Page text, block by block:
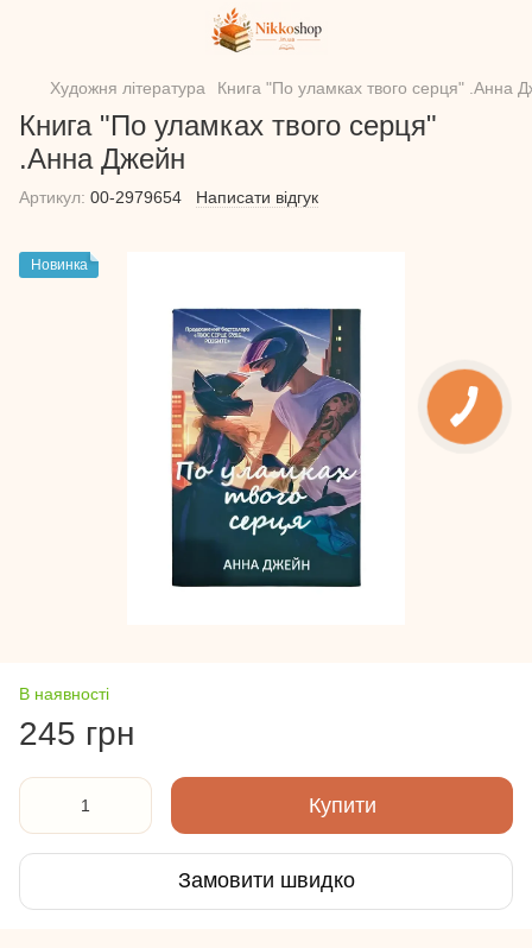
Художня література Книга "По уламках твого серця" .Анна
Книга "По уламках твого серця"
.Анна Джейн
Артикул: 00-2979654 Написати відгук
Новинка
В наявності
245 грн
Купити
Замовити швидко